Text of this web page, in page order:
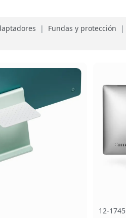
| Fundas y protección |
12-1745